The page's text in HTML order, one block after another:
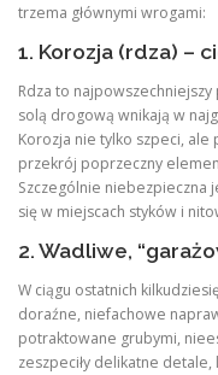
trzema głównymi wrogami:
1. Korozja (rdza) –
Rdza to
solą drogową wnikają w
Korozja nie tylko szpeci,
przekrój poprzeczny
Szczególnie niebezpieczna
się w miejscach styków i
2. Wadliwe,
W ciągu ostatnich
doraźne, niefachowe
potraktowane grubymi,
zeszpeciły delikatne detale,